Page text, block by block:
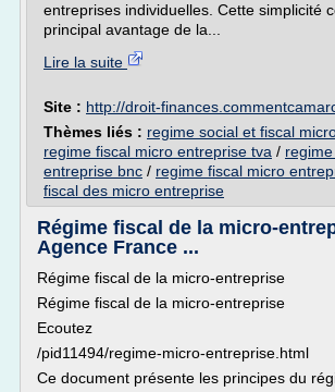
entreprises individuelles. Cette simplicité
principal avantage de la...
Lire la suite
Site : http://droit-
Thèmes liés : regime social et fiscal
regime fiscal micro entreprise tva /
entreprise bnc / regime fiscal micro
fiscal des micro entreprise
Régime fiscal de la micro-
Agence France ...
Régime fiscal de la micro-entreprise
Régime fiscal de la micro-entreprise
Ecoutez
/pid11494/regime-micro-entreprise.html
Ce document présente les principes du